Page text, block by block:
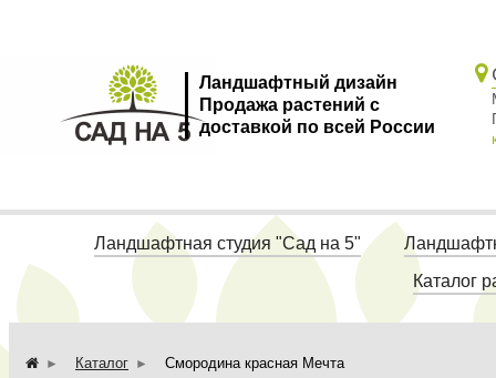
Ландшафтный дизайн
Продажа растений с
доставкой по всей России
Ландшафтная студия "Сад на 5"
Каталог
Каталог Смородина красная Мечта